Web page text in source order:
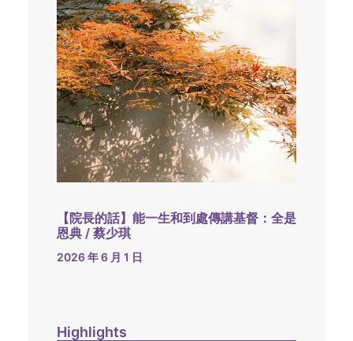
【院長的話】能一生和到處傳講基督：全是
恩典 / 蔡少琪
2026 年 6 月 1 日
Highlights